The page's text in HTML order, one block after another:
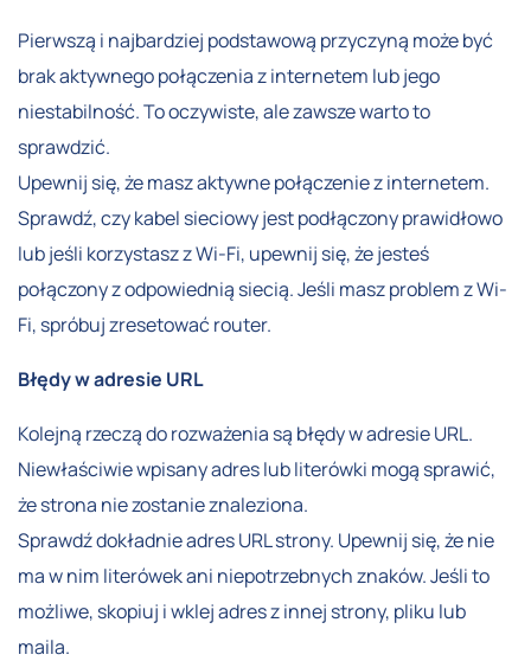
Pierwszą i najbardziej podstawową przyczyną może być
brak aktywnego połączenia z internetem lub jego
niestabilność. To oczywiste, ale zawsze warto to
sprawdzić.
Upewnij się, że masz aktywne połączenie z internetem.
Sprawdź, czy kabel sieciowy jest podłączony prawidłowo
lub jeśli korzystasz z Wi-Fi, upewnij się, że jesteś
połączony z odpowiednią siecią. Jeśli masz problem z Wi-
Fi, spróbuj zresetować router.
Błędy w adresie URL
Kolejną rzeczą do rozważenia są błędy w adresie URL.
Niewłaściwie wpisany adres lub literówki mogą sprawić,
że strona nie zostanie znaleziona.
Sprawdź dokładnie adres URL strony. Upewnij się, że nie
ma w nim literówek ani niepotrzebnych znaków. Jeśli to
możliwe, skopiuj i wklej adres z innej strony, pliku lub
maila.